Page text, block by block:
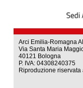
Arci Emilia-Romagna
Via Santa Maria
40121 Bologna
P. IVA: 04308240375
Riproduzione riservata